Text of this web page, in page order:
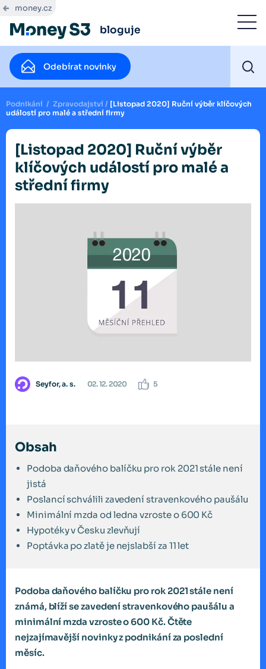
money.cz
bloguje
Odebírat novinky
Podnikání / Zpravodajství / [Listopad 2020] Ruční výběr klíčových
událostí pro malé a střední firmy
[Listopad 2020] Ruční výběr
klíčových událostí pro malé a
střední firmy
Seyfor, a. s. 02. 12. 2020 5
Obsah
Podoba daňového balíčku pro rok 2021 stále není
jistá
Poslancí schválili zavedení stravenkového paušálu
Minimální mzda od ledna vzroste o 600 Kč
Hypotéky v Česku zlevňují
Poptávka po zlatě je nejslabší za 11 let
Podoba daňového balíčku pro rok 2021 stále není
známá, blíží se zavedení stravenkového paušálu a
minimální mzda vzroste o 600 Kč. Čtěte
nejzajímavější novinky z podnikání za poslední
měsíc.